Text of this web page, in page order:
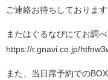
ご連絡お待ちしております
またはぐるなびにてお調べ
https://r.gnavi.co.jp/
また、当日席予約での